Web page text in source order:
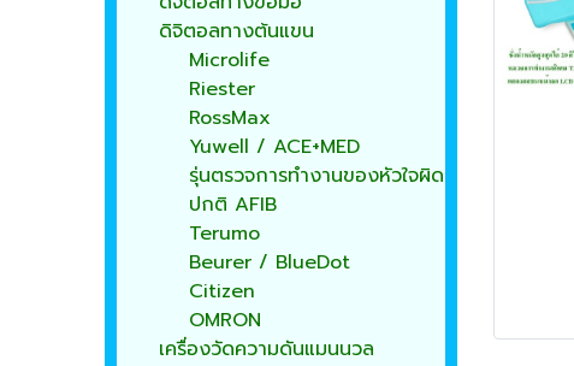
ดิจิตอลทางต้นแขน
Microlife
Riester
RossMax
Yuwell / ACE+MED
รุ่นตรวจการทำงานของหัวใจผิด
ปกติ AFIB
Terumo
Beurer / BlueDot
Citizen
OMRON
เครื่องวัดความดันแมนนวล